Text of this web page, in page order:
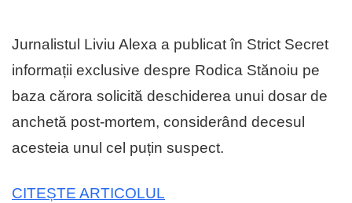
Jurnalistul Liviu Alexa a publicat în Strict Secret
informații exclusive despre Rodica Stănoiu pe
baza cărora solicită deschiderea unui dosar de
anchetă post-mortem, considerând decesul
acesteia unul cel puțin suspect.
CITEȘTE ARTICOLUL